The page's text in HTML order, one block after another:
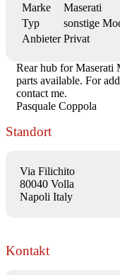
Marke
Maserati
Typ
sonstige
Anbieter Privat
Rear hub for Maserati
parts available. For
contact me.
Pasquale Coppola
Standort
Via Filichito
80040 Volla
Napoli Italy
Kontakt